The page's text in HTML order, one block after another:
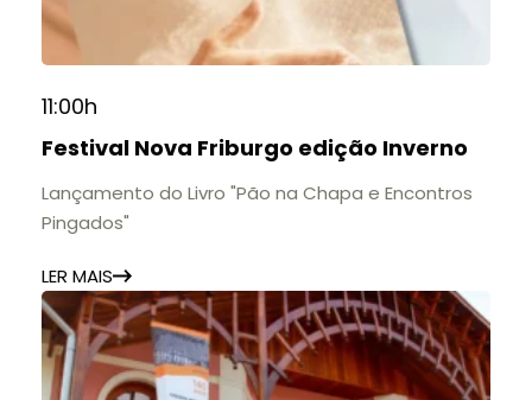
11:00h
Festival Nova Friburgo edição Inverno
Lançamento do Livro "Pão na Chapa e Encontros
Pingados"
LER MAIS